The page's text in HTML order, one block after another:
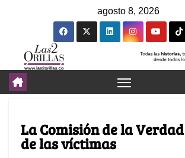
agosto 8, 2026
La Comisión de la
de las víctimas